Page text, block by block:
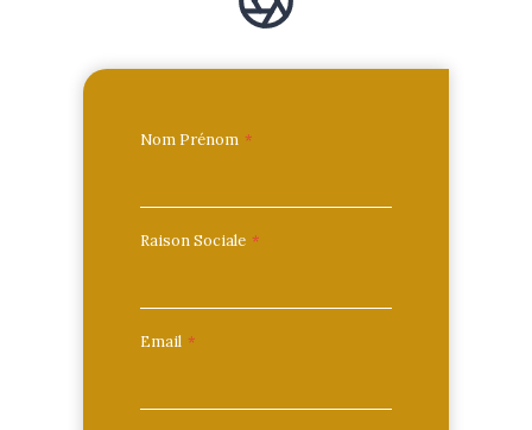
Nom Prénom *
Raison Sociale *
Email *